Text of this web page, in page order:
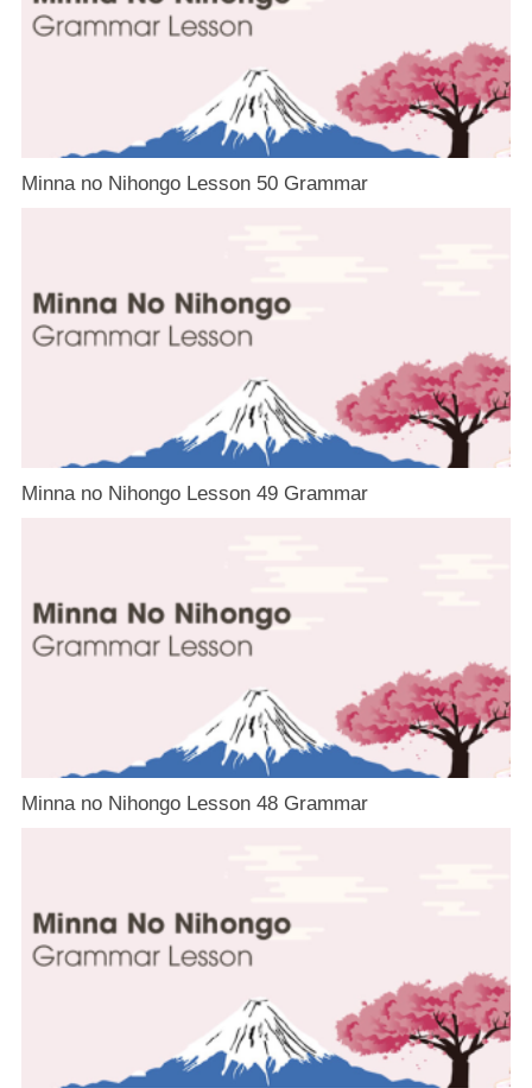
Minna no Nihongo Lesson 50 Grammar
Minna no Nihongo Lesson 49 Grammar
Minna no Nihongo Lesson 48 Grammar